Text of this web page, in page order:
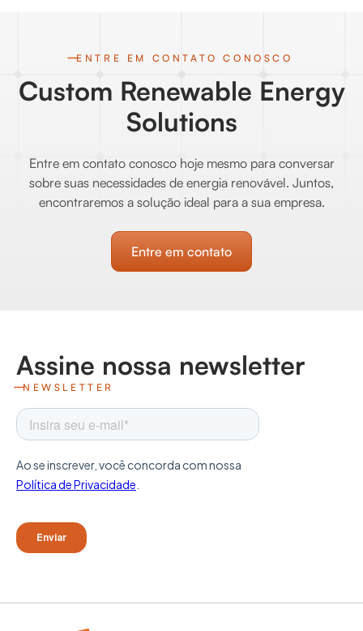
ENTRE EM CONTATO CONOSCO
Custom Renewable Energy
Solutions
Entre em contato conosco hoje mesmo para conversar
sobre suas necessidades de energia renovável. Juntos,
encontraremos a solução ideal para a sua empresa.
Entre em contato
Assine nossa newsletter
NEWSLETTER